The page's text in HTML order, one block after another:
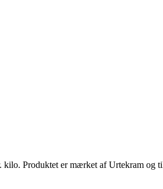
Produktet er mærket af Urtekram og